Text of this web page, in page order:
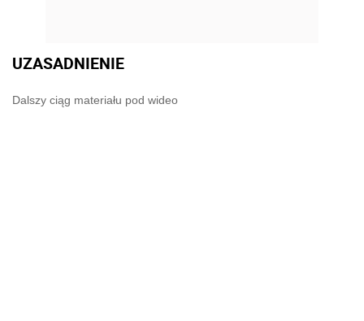
UZASADNIENIE
Dalszy ciąg materiału pod wideo